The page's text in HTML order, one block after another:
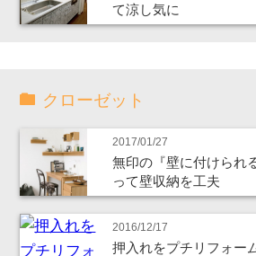
て涼し気に
クローゼット
2017/01/27
無印の『壁に付けられ
って壁収納を工夫
2016/12/17
押入れをプチリフォー